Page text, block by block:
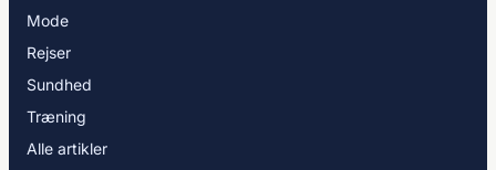
Mode
Rejser
Sundhed
Træning
Alle artikler